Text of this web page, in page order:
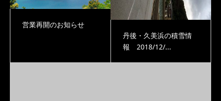
営業再開のお知らせ
丹後・久美浜の積雪情
報 2018/12/...